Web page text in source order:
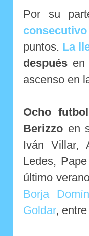
Por su
consecutivo
puntos. La
después en
ascenso en
Ocho
Berizzo en
Iván Villar,
Ledes,
último
Borja
Goldar,